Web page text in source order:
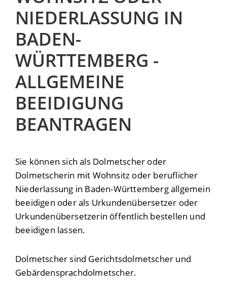
NIEDERLASSUNG IN
BADEN-
WÜRTTEMBERG -
ALLGEMEINE
BEEIDIGUNG
BEANTRAGEN
Sie können sich als Dolmetscher oder
Dolmetscherin mit Wohnsitz oder beruflicher
Niederlassung in Baden-Württemberg allgemein
beeidigen oder als Urkundenübersetzer oder
Urkundenübersetzerin öffentlich bestellen und
beeidigen lassen.
Dolmetscher sind Gerichtsdolmetscher und
Gebärdensprachdolmetscher.